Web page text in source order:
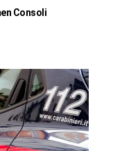
Consoli